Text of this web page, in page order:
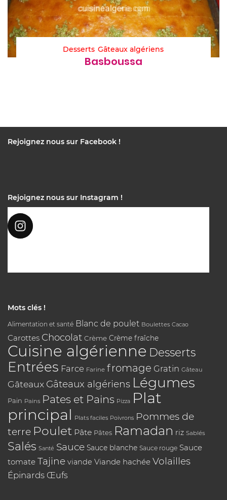
Desserts Gâteaux algériens
Basboussa
Rejoignez nous sur Facebook !
Rejoignez nous sur Instagram !
Mots clés !
Alimentation et santé Blanc de poulet Boulettes Cacao
Carottes Chocolat Crème Crème fraîche
Cuisine algérienne Desserts
Entrées Farce Farine fromage Gratin Gâteau
Gâteaux Gâteaux algériens Légumes
Pain Pains Pates et Pains Pizza Plat
principal Plats faciles Poivrons Pommes de
terre Poulet Pâte Pâtes Ramadan riz Sablés
Salés Santé Sauce Sauce blanche Sauce rouge Sauce
tomate Tajine viande Viande hachée Volailles
Épinards Œufs